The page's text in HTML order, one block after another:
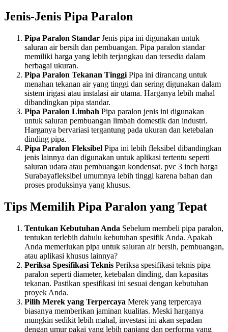
Jenis-Jenis Pipa Paralon
Pipa Paralon Standar Jenis pipa ini digunakan untuk
saluran air bersih dan pembuangan. Pipa paralon standar
memiliki harga yang lebih terjangkau dan tersedia dalam
berbagai ukuran.
Pipa Paralon Tekanan Tinggi Pipa ini dirancang untuk
menahan tekanan air yang tinggi dan sering digunakan dalam
sistem irigasi atau instalasi air utama. Harganya lebih mahal
dibandingkan pipa standar.
Pipa Paralon Limbah Pipa paralon jenis ini digunakan
untuk saluran pembuangan limbah domestik dan industri.
Harganya bervariasi tergantung pada ukuran dan ketebalan
dinding pipa.
Pipa Paralon Fleksibel Pipa ini lebih fleksibel dibandingkan
jenis lainnya dan digunakan untuk aplikasi tertentu seperti
saluran udara atau pembuangan kondensat. pvc 3 inch harga
Surabayafleksibel umumnya lebih tinggi karena bahan dan
proses produksinya yang khusus.
Tips Memilih Pipa Paralon yang Tepat
Tentukan Kebutuhan Anda Sebelum membeli pipa paralon,
tentukan terlebih dahulu kebutuhan spesifik Anda. Apakah
Anda memerlukan pipa untuk saluran air bersih, pembuangan,
atau aplikasi khusus lainnya?
Periksa Spesifikasi Teknis Periksa spesifikasi teknis pipa
paralon seperti diameter, ketebalan dinding, dan kapasitas
tekanan. Pastikan spesifikasi ini sesuai dengan kebutuhan
proyek Anda.
Pilih Merek yang Terpercaya Merek yang terpercaya
biasanya memberikan jaminan kualitas. Meski harganya
mungkin sedikit lebih mahal, investasi ini akan sepadan
dengan umur pakai yang lebih panjang dan performa yang